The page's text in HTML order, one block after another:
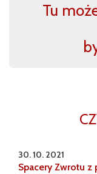
Tu
30. 10. 2021
Spacery Zwrotu z